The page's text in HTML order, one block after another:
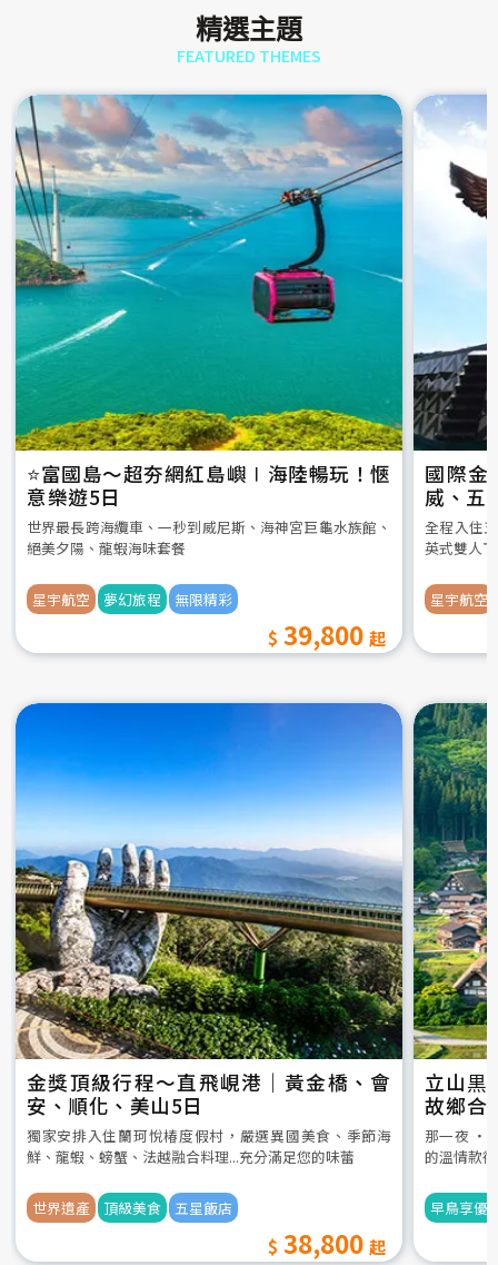
精選主題
FEATURED THEMES
⭐️富國島～超夯網紅島嶼∣海陸暢玩！愜
意樂遊5日
世界最長跨海纜車、一秒到威尼斯、海神宮巨龜水族館、
絕美夕陽、龍蝦海味套餐
星宇航空 夢幻旅程 無限精彩
39,800
國際金
威、五
全程入住
英式雙人
星宇航空
金獎頂級行程～直飛峴港｜黃金橋、會
安、順化、美山5日
獨家安排入住蘭珂悅椿度假村，嚴選異國美食、季節海
鮮、龍蝦、螃蟹、法越融合料理...充分滿足您的味蕾
世界遺產 頂級美食 五星飯店
38,800
立山黒
故鄉合
5日
那一夜 ‧
的溫情款
早鳥享優